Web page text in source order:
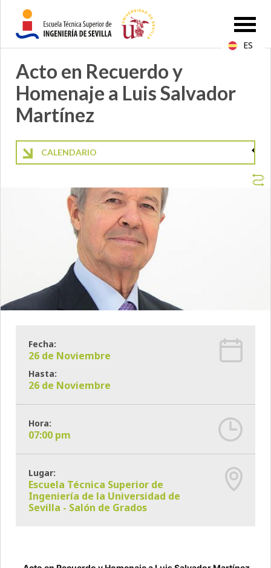
Acto en Recuerdo y
Homenaje a Luis Salvador
Martínez
Fecha:
26 de Noviembre
Hasta:
26 de Noviembre
Hora:
07:00 pm
Lugar:
Escuela Técnica Superior de
Ingeniería de la Universidad de
Sevilla - Salón de Grados
CALENDARIO
ES